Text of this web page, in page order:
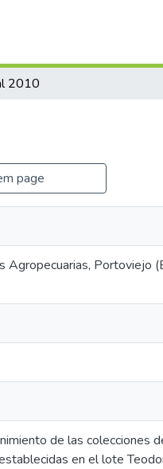
2010
page
Portoviejo
de las colecciones
en el lote